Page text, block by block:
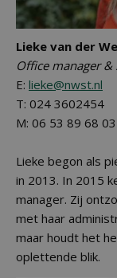
Lieke van der
Office manager &
E: lieke@nwst.nl
T: 024 3602454
M: 06 53 89 68 03
Lieke begon als
in 2013. In 2015
manager. Zij
met haar
maar houdt het
oplettende blik.